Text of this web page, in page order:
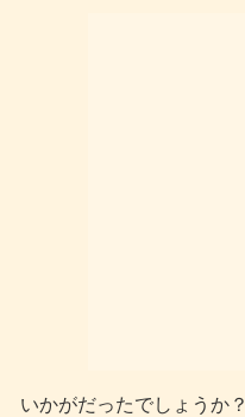
いかがだったでしょうか？